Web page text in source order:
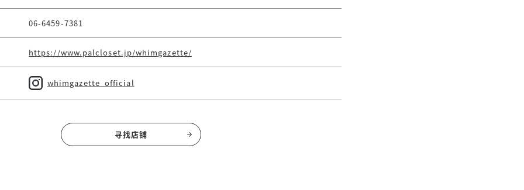
06-6459-7381
https://www.palcloset.jp/whimgazette/
whimgazette_official
寻找店铺